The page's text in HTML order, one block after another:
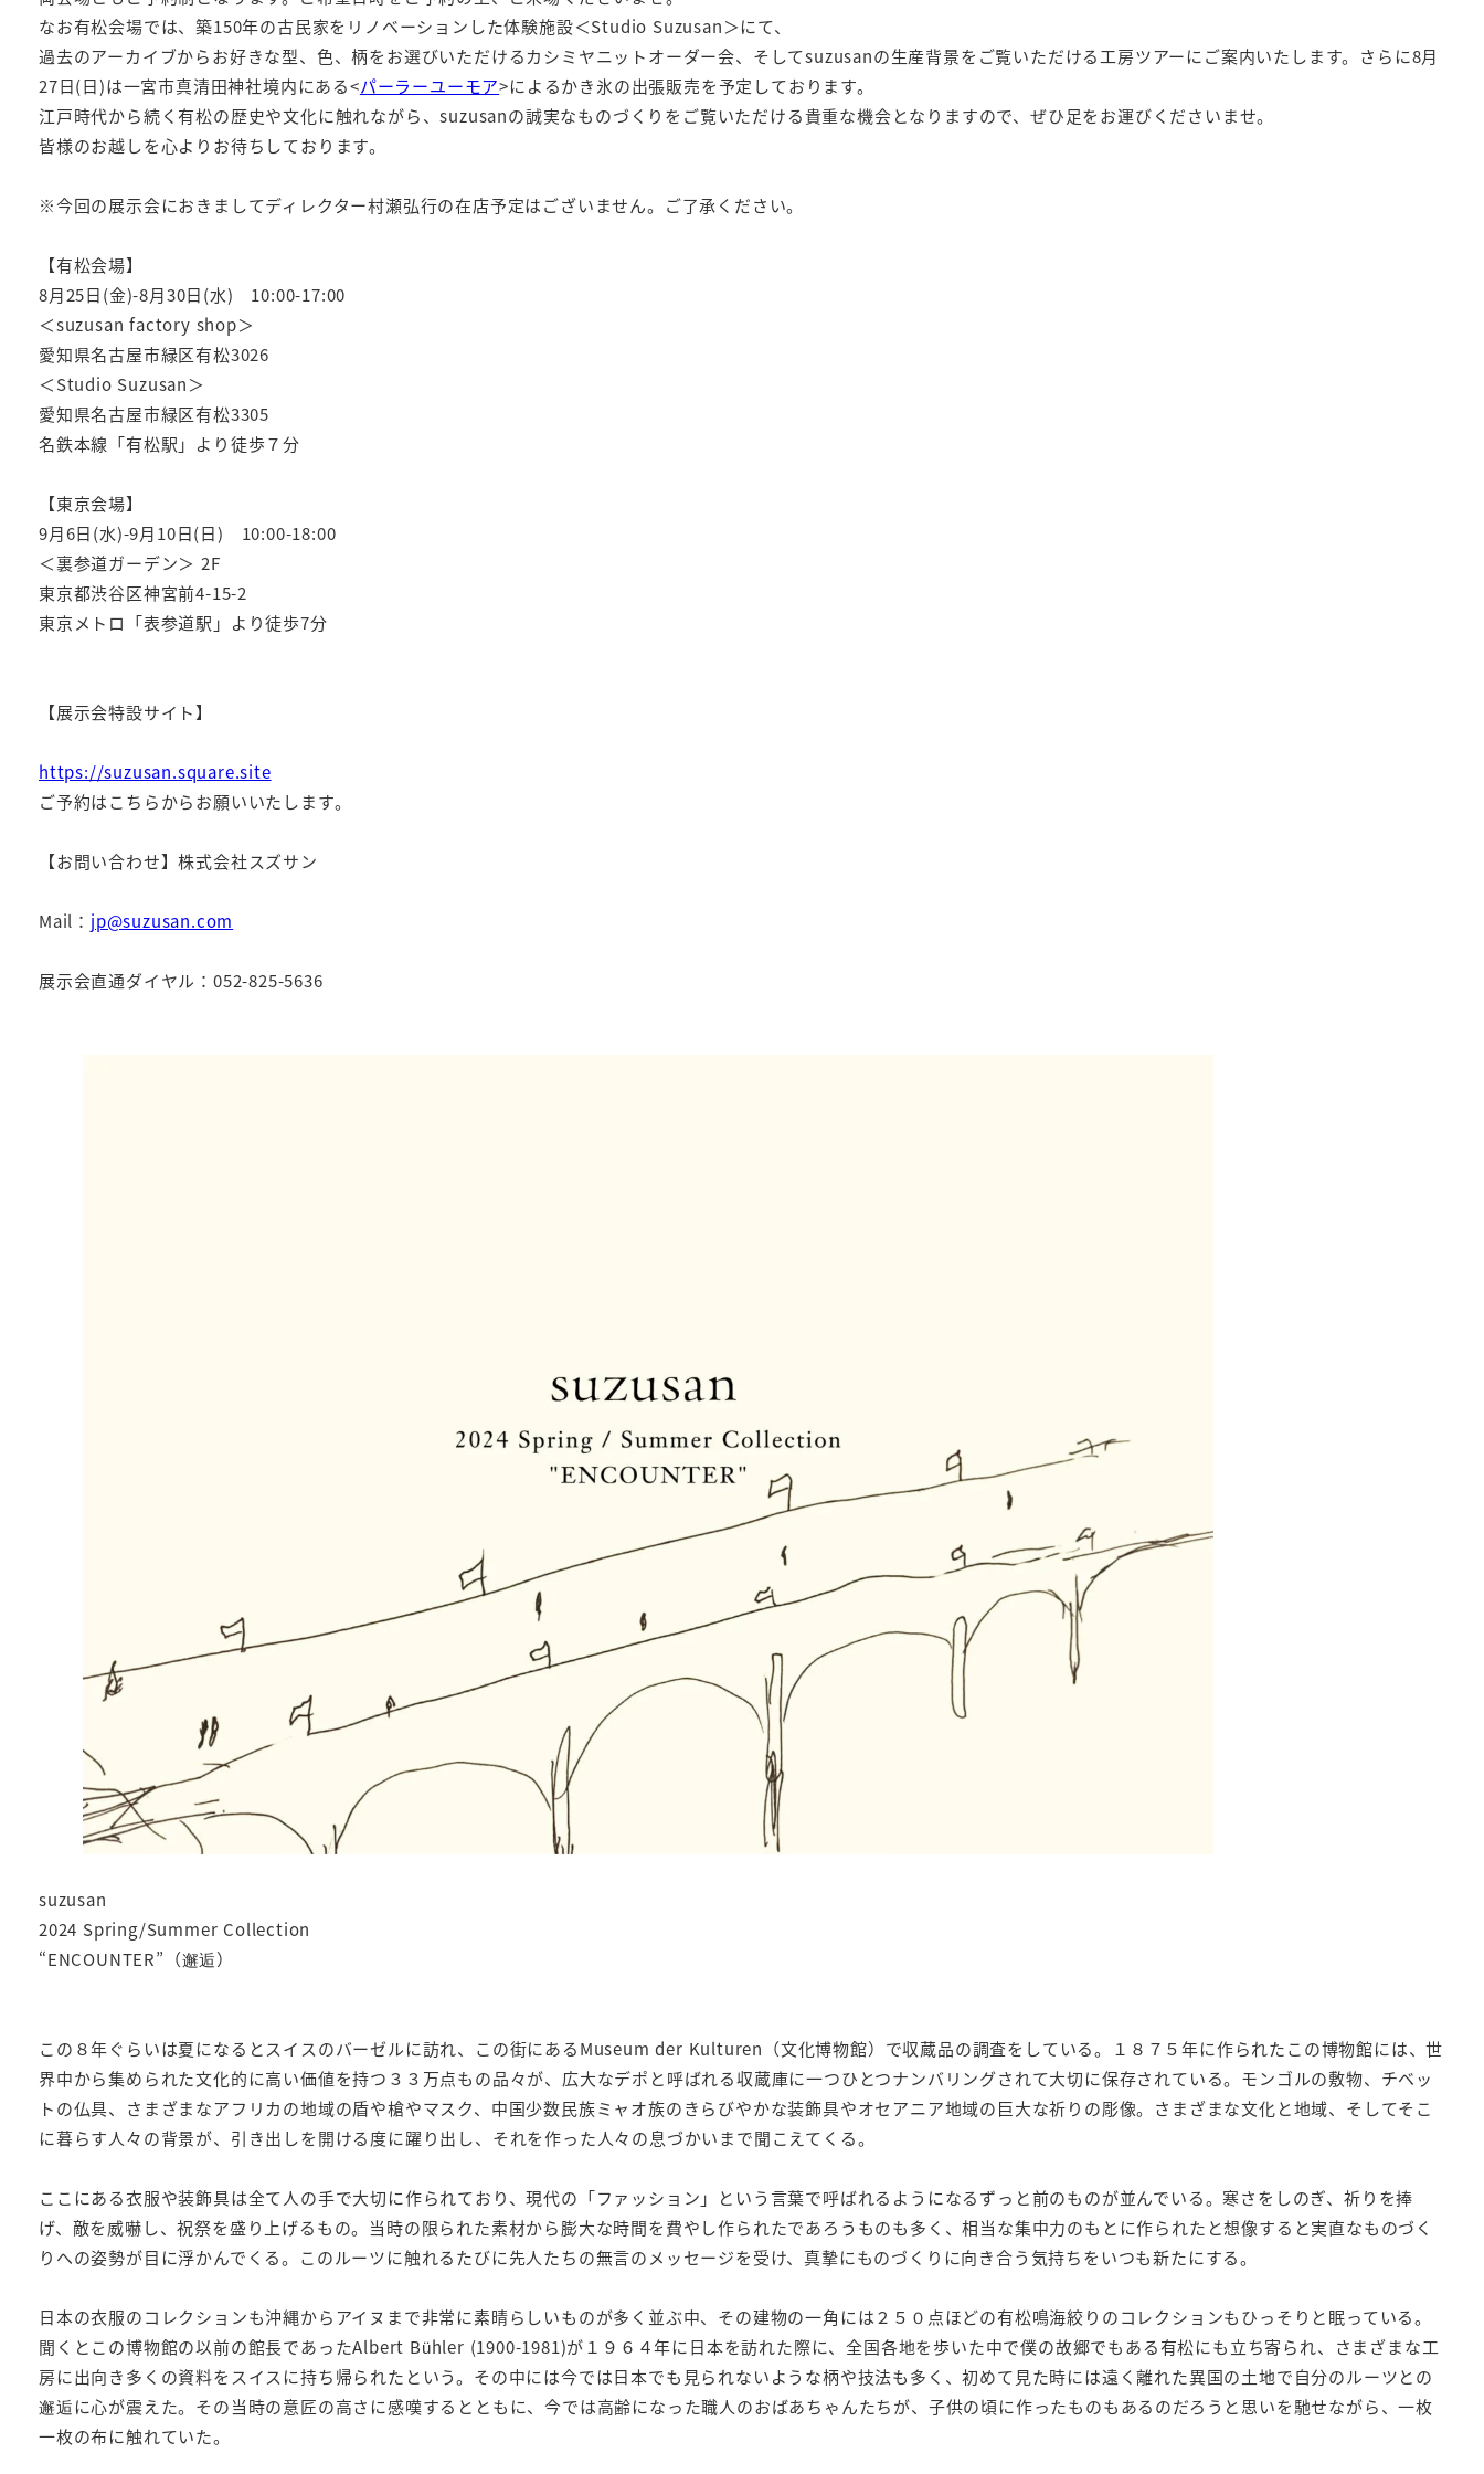
なお有松会場では、築150年の古民家をリノベーションした体験施設＜Studio Suzusan＞にて、
過去のアーカイブからお好きな型、色、柄をお選びいただけるカシミヤニットオーダー会、そしてsuzusanの生産背景をご覧いただける工房ツアーにご案内いたします。さらに8月
27日(日)は一宮市真清田神社境内にある<パーラーユーモア>によるかき氷の出張販売を予定しております。
江戸時代から続く有松の歴史や文化に触れながら、suzusanの誠実なものづくりをご覧いただける貴重な機会となりますので、ぜひ足をお運びくださいませ。
皆様のお越しを心よりお待ちしております。
※今回の展示会におきましてディレクター村瀬弘行の在店予定はございません。ご了承ください。
【有松会場】
8月25日(金)-8月30日(水) 10:00-17:00
＜suzusan factory shop＞
愛知県名古屋市緑区有松3026
＜Studio Suzusan＞
愛知県名古屋市緑区有松3305
名鉄本線「有松駅」より徒歩７分
【東京会場】
9月6日(水)-9月10日(日) 10:00-18:00
＜裏参道ガーデン＞ 2F
東京都渋谷区神宮前4-15-2
東京メトロ「表参道駅」より徒歩7分
【展示会特設サイト】
https://suzusan.square.site
ご予約はこちらからお願いいたします。
【お問い合わせ】株式会社スズサン
Mail： jp@suzusan.com
展示会直通ダイヤル：052-825-5636
suzusan
2024 Spring/Summer Collection
“ENCOUNTER”（邂逅）
この８年ぐらいは夏になるとスイスのバーゼルに訪れ、この街にあるMuseum der Kulturen（文化博物館）で収蔵品の調査をしている。１８７５年に作られたこの博物館には、世
界中から集められた文化的に高い価値を持つ３３万点もの品々が、広大なデポと呼ばれる収蔵庫に一つひとつナンバリングされて大切に保存されている。モンゴルの敷物、チベッ
トの仏具、さまざまなアフリカの地域の盾や槍やマスク、中国少数民族ミャオ族のきらびやかな装飾具やオセアニア地域の巨大な祈りの彫像。さまざまな文化と地域、そしてそこ
に暮らす人々の背景が、引き出しを開ける度に躍り出し、それを作った人々の息づかいまで聞こえてくる。
ここにある衣服や装飾具は全て人の手で大切に作られており、現代の「ファッション」という言葉で呼ばれるようになるずっと前のものが並んでいる。寒さをしのぎ、祈りを捧
げ、敵を威嚇し、祝祭を盛り上げるもの。当時の限られた素材から膨大な時間を費やし作られたであろうものも多く、相当な集中力のもとに作られたと想像すると実直なものづく
りへの姿勢が目に浮かんでくる。このルーツに触れるたびに先人たちの無言のメッセージを受け、真摯にものづくりに向き合う気持ちをいつも新たにする。
日本の衣服のコレクションも沖縄からアイヌまで非常に素晴らしいものが多く並ぶ中、その建物の一角には２５０点ほどの有松鳴海絞りのコレクションもひっそりと眠っている。
聞くとこの博物館の以前の館長であったAlbert Bühler (1900-1981)が１９６４年に日本を訪れた際に、全国各地を歩いた中で僕の故郷でもある有松にも立ち寄られ、さまざまな工
房に出向き多くの資料をスイスに持ち帰られたという。その中には今では日本でも見られないような柄や技法も多く、初めて見た時には遠く離れた異国の土地で自分のルーツとの
邂逅に心が震えた。その当時の意匠の高さに感嘆するとともに、今では高齢になった職人のおばあちゃんたちが、子供の頃に作ったものもあるのだろうと思いを馳せながら、一枚
一枚の布に触れていた。